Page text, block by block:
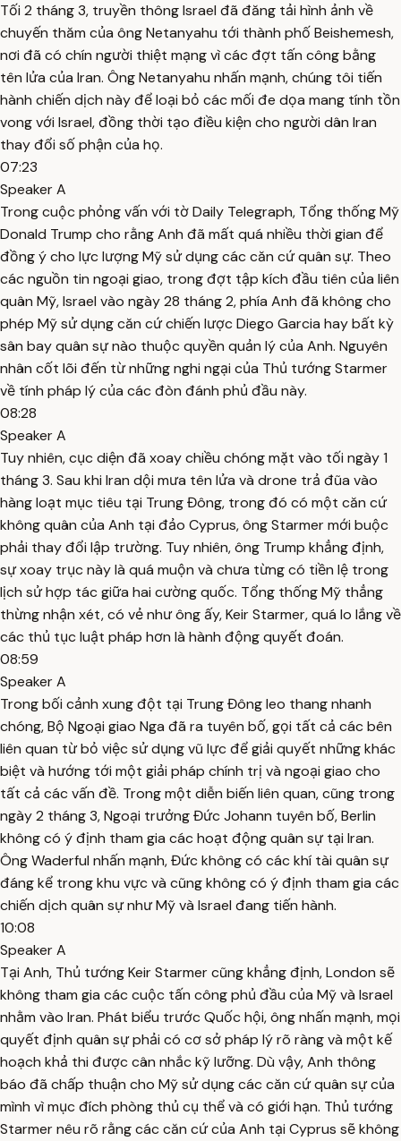
Tối 2 tháng 3, truyền thông Israel đã đăng tải hình ảnh về
chuyến thăm của ông Netanyahu tới thành phố Beishemesh,
nơi đã có chín người thiệt mạng vì các đợt tấn công bằng
tên lửa của Iran. Ông Netanyahu nhấn mạnh, chúng tôi tiến
hành chiến dịch này để loại bỏ các mối đe dọa mang tính tồn
vong với Israel, đồng thời tạo điều kiện cho người dân Iran
thay đổi số phận của họ.
07:23
Speaker A
Trong cuộc phỏng vấn với tờ Daily Telegraph, Tổng thống Mỹ
Donald Trump cho rằng Anh đã mất quá nhiều thời gian để
đồng ý cho lực lượng Mỹ sử dụng các căn cứ quân sự. Theo
các nguồn tin ngoại giao, trong đợt tập kích đầu tiên của liên
quân Mỹ, Israel vào ngày 28 tháng 2, phía Anh đã không cho
phép Mỹ sử dụng căn cứ chiến lược Diego Garcia hay bất kỳ
sân bay quân sự nào thuộc quyền quản lý của Anh. Nguyên
nhân cốt lõi đến từ những nghi ngại của Thủ tướng Starmer
về tính pháp lý của các đòn đánh phủ đầu này.
08:28
Speaker A
Tuy nhiên, cục diện đã xoay chiều chóng mặt vào tối ngày 1
tháng 3. Sau khi Iran dội mưa tên lửa và drone trả đũa vào
hàng loạt mục tiêu tại Trung Đông, trong đó có một căn cứ
không quân của Anh tại đảo Cyprus, ông Starmer mới buộc
phải thay đổi lập trường. Tuy nhiên, ông Trump khẳng định,
sự xoay trục này là quá muộn và chưa từng có tiền lệ trong
lịch sử hợp tác giữa hai cường quốc. Tổng thống Mỹ thẳng
thừng nhận xét, có vẻ như ông ấy, Keir Starmer, quá lo lắng về
các thủ tục luật pháp hơn là hành động quyết đoán.
08:59
Speaker A
Trong bối cảnh xung đột tại Trung Đông leo thang nhanh
chóng, Bộ Ngoại giao Nga đã ra tuyên bố, gọi tất cả các bên
liên quan từ bỏ việc sử dụng vũ lực để giải quyết những khác
biệt và hướng tới một giải pháp chính trị và ngoại giao cho
tất cả các vấn đề. Trong một diễn biến liên quan, cũng trong
ngày 2 tháng 3, Ngoại trưởng Đức Johann tuyên bố, Berlin
không có ý định tham gia các hoạt động quân sự tại Iran.
Ông Waderful nhấn mạnh, Đức không có các khí tài quân sự
đáng kể trong khu vực và cũng không có ý định tham gia các
chiến dịch quân sự như Mỹ và Israel đang tiến hành.
10:08
Speaker A
Tại Anh, Thủ tướng Keir Starmer cũng khẳng định, London sẽ
không tham gia các cuộc tấn công phủ đầu của Mỹ và Israel
nhằm vào Iran. Phát biểu trước Quốc hội, ông nhấn mạnh, mọi
quyết định quân sự phải có cơ sở pháp lý rõ ràng và một kế
hoạch khả thi được cân nhắc kỹ lưỡng. Dù vậy, Anh thông
báo đã chấp thuận cho Mỹ sử dụng các căn cứ quân sự của
mình vì mục đích phòng thủ cụ thể và có giới hạn. Thủ tướng
Starmer nêu rõ rằng các căn cứ của Anh tại Cyprus sẽ không